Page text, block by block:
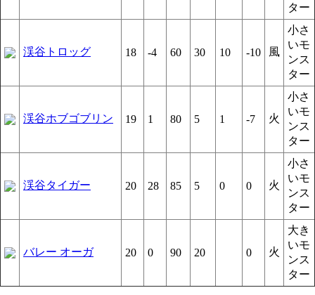
ター
渓谷トロッグ 18 -4 60 30 10 -10 風
小さ
いモ
ンス
ター
渓谷ホブゴブリン 19 1 80 5 1 -7 火
小さ
いモ
ンス
ター
渓谷タイガー 20 28 85 5 0 0 火
小さ
いモ
ンス
ター
バレー オーガ 20 0 90 20 0 火
大き
いモ
ンス
ター